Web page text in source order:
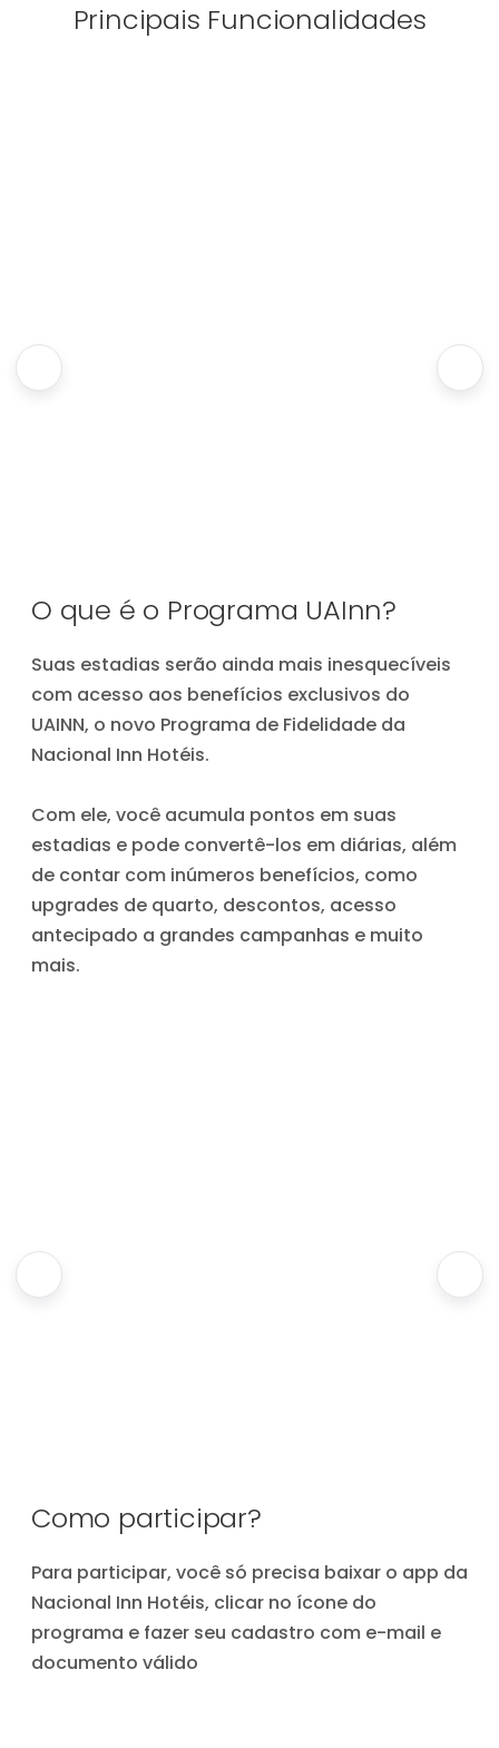
Principais Funcionalidades
O que é o Programa UAInn?
Suas estadias serão ainda mais inesquecíveis
com acesso aos benefícios exclusivos do
UAINN, o novo Programa de Fidelidade da
Nacional Inn Hotéis.
Com ele, você acumula pontos em suas
estadias e pode convertê-los em diárias, além
de contar com inúmeros benefícios, como
upgrades de quarto, descontos, acesso
antecipado a grandes campanhas e muito
mais.
Como participar?
Para participar, você só precisa baixar o app da
Nacional Inn Hotéis, clicar no ícone do
programa e fazer seu cadastro com e-mail e
documento válido